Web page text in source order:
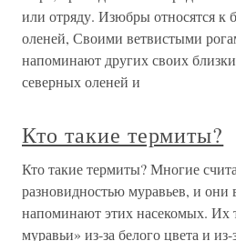
или отряду. Изюбры относятся к
оленей, Своими ветвистыми
напоминают других своих
северных оленей и
Кто такие термиты?
Кто такие термиты? Многие
разновидностью муравьев, и
напоминают этих насекомых. Их
муравьи» из-за белого цвета и